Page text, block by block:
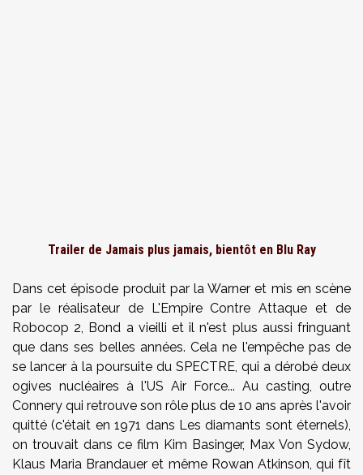
Trailer de Jamais plus jamais, bientôt en Blu Ray
Dans cet épisode produit par la Warner et mis en scène
par le réalisateur de L'Empire Contre Attaque et de
Robocop 2, Bond a vieilli et il n'est plus aussi fringuant
que dans ses belles années. Cela ne l'empêche pas de
se lancer à la poursuite du SPECTRE, qui a dérobé deux
ogives nucléaires à l'US Air Force... Au casting, outre
Connery qui retrouve son rôle plus de 10 ans après l'avoir
quitté (c'était en 1971 dans Les diamants sont éternels),
on trouvait dans ce film Kim Basinger, Max Von Sydow,
Klaus Maria Brandauer et même Rowan Atkinson, qui fît